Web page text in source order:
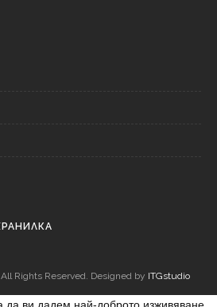
Rights Reserved. Designed by ITGstudio